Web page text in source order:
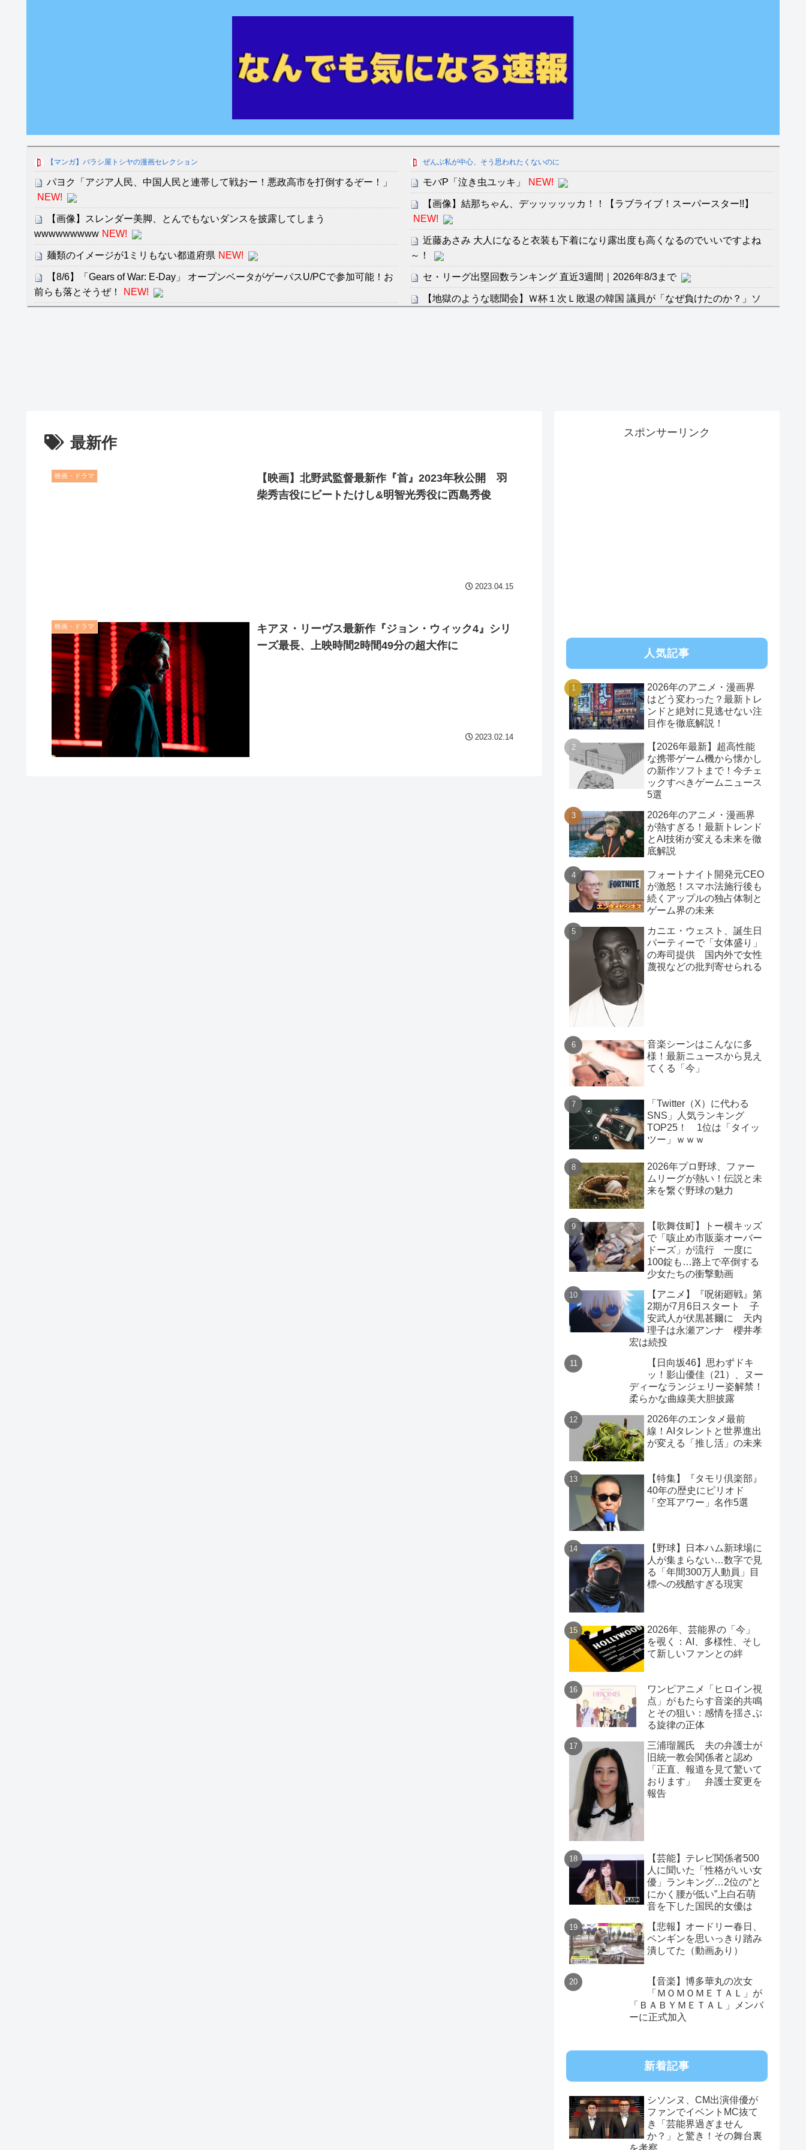
【マンガ】バラシ屋トシヤの漫画セレクション
パヨク「アジア人民、中国人民と連帯して戦おー！悪政高市を打倒するぞー！」
NEW!
【画像】スレンダー美脚、とんでもないダンスを披露してしまう
wwwwwwwww NEW!
麺類のイメージが1ミリもない都道府県 NEW!
【8/6】「Gears of War: E-Day」 オープンベータがゲーパスU/PCで参加可能！お
前らも落とそうぜ！
NEW!
七ツ森りり ご令嬢と召使いの禁断の恋…1日だけ許された夫婦としての時間をひ
Powered by livedoor 相互RSS
ぜんぶ私が中心、そう思われたくないのに
モバP「泣き虫ユッキ」 NEW!
【画像】結那ちゃん、デッッッッッカ！！【ラブライブ！スーパースター!!】
NEW!
近藤あさみ 大人になると衣装も下着になり露出度も高くなるのでいいですよね
～！
セ・リーグ出塁回数ランキング 直近3週間｜2026年8/3まで
【地獄のような聴聞会】Ｗ杯１次Ｌ敗退の韓国 議員が「なぜ負けたのか？」ソ
【第7話予告】水10ドラマ『ラムネモンキー』 トレンディなクリスマスイヴ
出した… 他
「本気で潰しにきてる」滝沢秀明の新オーディションが“まんまジャニーズ”とフ
最新作
映画・ドラマ
【映画】北野武監督最新作『首』2023年秋公開 羽
柴秀吉役にビートたけし&明智光秀役に西島秀俊
2023.04.15
映画・ドラマ
キアヌ・リーヴス最新作『ジョン・ウィック4』シリ
ーズ最長、上映時間2時間49分の超大作に
2023.02.14
スポンサーリンク
人気記事
2026年のアニメ・漫画界
はどう変わった？最新トレ
ンドと絶対に見逃せない注
目作を徹底解説！
【2026年最新】超高性能
な携帯ゲーム機から懐かし
の新作ソフトまで！今チェ
ックすべきゲームニュース
5選
2026年のアニメ・漫画界
が熱すぎる！最新トレンド
とAI技術が変える未来を徹
底解説
フォートナイト開発元CEO
が激怒！スマホ法施行後も
続くアップルの独占体制と
ゲーム界の未来
カニエ・ウェスト、誕生日
パーティーで「女体盛り」
の寿司提供 国内外で女性
蔑視などの批判寄せられる
音楽シーンはこんなに多
様！最新ニュースから見え
てくる「今」
「Twitter（X）に代わる
SNS」人気ランキング
TOP25！ 1位は「タイッ
ツー」ｗｗｗ
2026年プロ野球、ファー
ムリーグが熱い！伝説と未
来を繋ぐ野球の魅力
【歌舞伎町】トー横キッズ
で「咳止め市販薬オーバー
ドーズ」が流行 一度に
100錠も…路上で卒倒する
少女たちの衝撃動画
【アニメ】『呪術廻戦』第
2期が7月6日スタート 子
安武人が伏黒甚爾に 天内
理子は永瀬アンナ 櫻井孝
宏は続投
【日向坂46】思わずドキ
ッ！影山優佳（21）、ヌー
ディーなランジェリー姿解禁！
柔らかな曲線美大胆披露
2026年のエンタメ最前
線！AIタレントと世界進出
が変える「推し活」の未来
【特集】『タモリ倶楽部』
40年の歴史にピリオド
「空耳アワー」名作5選
【野球】日本ハム新球場に
人が集まらない…数字で見
る「年間300万人動員」目
標への残酷すぎる現実
2026年、芸能界の「今」
を覗く：AI、多様性、そし
て新しいファンとの絆
ワンピアニメ「ヒロイン視
点」がもたらす音楽的共鳴
とその狙い：感情を揺さぶ
る旋律の正体
三浦瑠麗氏 夫の弁護士が
旧統一教会関係者と認め
「正直、報道を見て驚いて
おります」 弁護士変更を
報告
【芸能】テレビ関係者500
人に聞いた「性格がいい女
優」ランキング…2位の“と
にかく腰が低い”上白石萌
音を下した国民的女優は
【悲報】オードリー春日、
ペンギンを思いっきり踏み
潰してた（動画あり）
【音楽】博多華丸の次女
「ＭＯＭＯＭＥＴＡＬ」が
「ＢＡＢＹＭＥＴＡＬ」メンバ
ーに正式加入
新着記事
シソンヌ、CM出演俳優が
ファンでイベントMC抜て
き「芸能界過ぎません
か？」と驚き！その舞台裏